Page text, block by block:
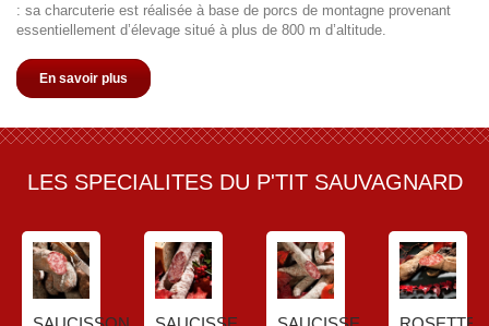
: sa charcuterie est réalisée à base de porcs de montagne provenant
essentiellement d’élevage situé à plus de 800 m d’altitude.
En savoir plus
LES SPECIALITES DU P'TIT SAUVAGNARD